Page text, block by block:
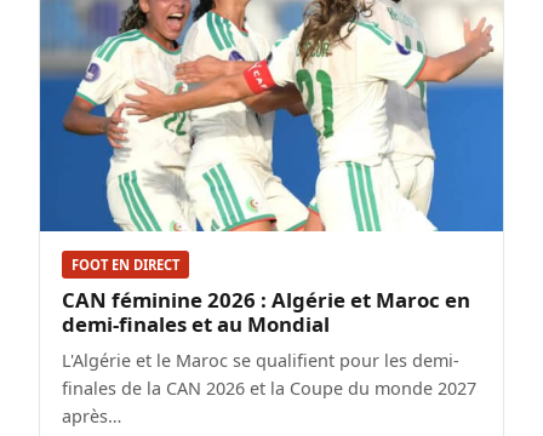
FOOT EN DIRECT
CAN féminine 2026 : Algérie et Maroc en
demi-finales et au Mondial
L'Algérie et le Maroc se qualifient pour les demi-
finales de la CAN 2026 et la Coupe du monde 2027
après…